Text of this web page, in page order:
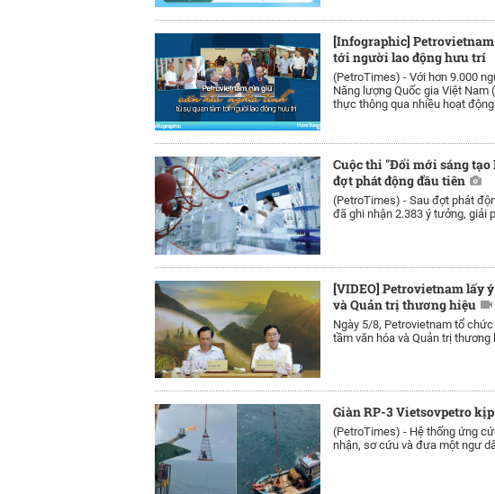
[Infographic]
tới người lao động hưu trí
(PetroTimes) - Với hơn 9.000
Năng lượng Quốc gia Việt
thực thông qua nhiều hoạt
Cuộc thi "Đổi mới sáng tạo
đợt phát động đầu tiên
(PetroTimes) - Sau đợt phát
đã ghi nhận 2.383 ý tưởng, giải
[VIDEO] Petrovietnam lấy
và Quản trị thương hiệu
Ngày 5/8, Petrovietnam tổ
tầm văn hóa và Quản trị
Giàn RP-3 Vietsovpetro
(PetroTimes) - Hệ thống ứng
nhận, sơ cứu và đưa một ngư